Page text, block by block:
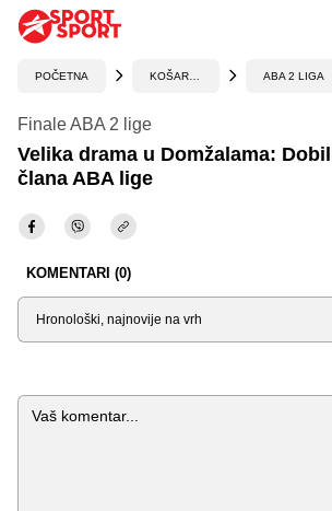
POČETNA ABA 2 LIGA
Finale ABA 2 lige
Velika drama u Domžalama:
člana ABA lige
KOMENTARI (0)
Sortiraj
Komentar